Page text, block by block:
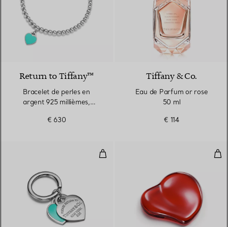
3 Couleurs
Return to Tiffany™
Bracelet de perles en
argent 925 millièmes,
4 mm.
€ 630
Tiffany & Co.
Eau de Parfum or rose
50 ml
€ 114
Porte-clés double plaque Cœur